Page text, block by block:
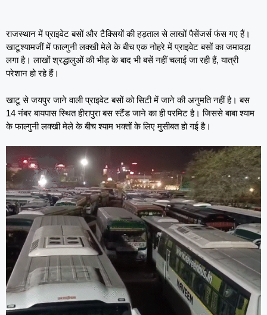
राजस्थान में प्राइवेट बसों और टैक्सियों की हड़ताल से लाखों पैसेंजर्स फंस गए हैं।
खाटूश्यामजीं में फाल्गुनी लक्खी मेले के बीच एक नोहरे में प्राइवेट बसों का जमावड़ा
लगा है। लाखों श्रद्धालुओं की भीड़ के बाद भी बसें नहीं चलाई जा रही हैं, यात्री
परेशान हो रहे हैं।
खाटू से जयपुर जाने वाली प्राइवेट बसों को सिटी में जाने की अनुमति नहीं है। बस
14 नंबर बायपास स्थित हीरापुरा बस स्टैंड जाने का ही परमिट है। जिससे बाबा श्याम
के फाल्गुनी लक्खी मेले के बीच श्याम भक्तों के लिए मुसीबत हो गई है।